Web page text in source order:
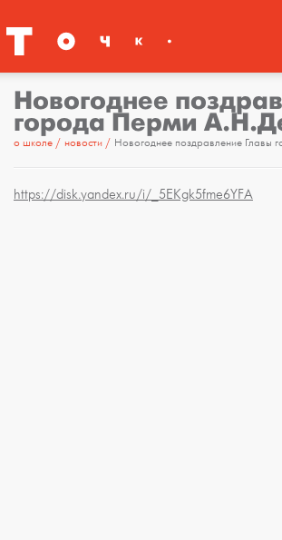
Новогоднее
города Перми
о школе новости Новогоднее поздравление
https://disk.yandex.ru/i/_5EKgk5fme6YFA